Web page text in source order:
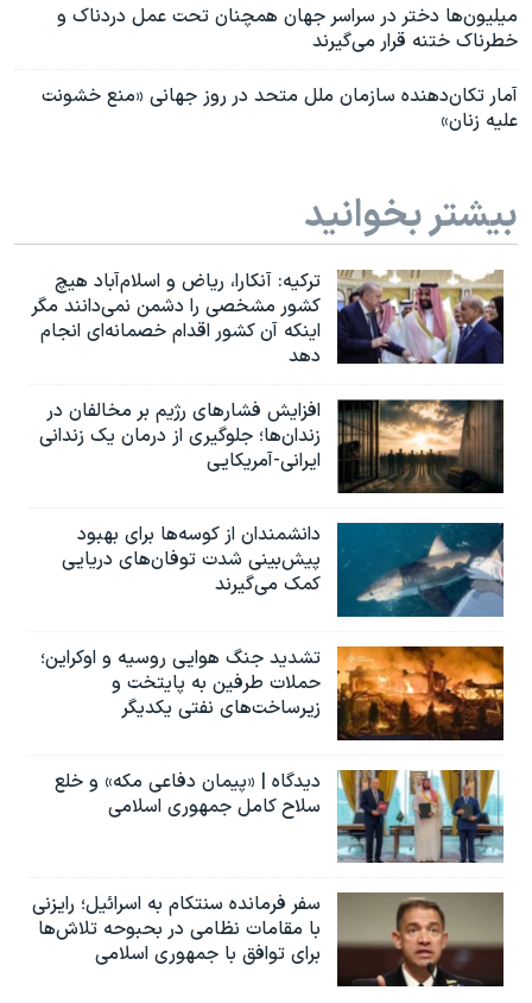
میلیون‌ها دختر در سراسر جهان همچنان تحت عمل دردناک و
خطرناک ختنه قرار می‌گیرند
آمار تکان‌‌دهنده سازمان ملل متحد در روز جهانی «منع خشونت
علیه زنان»
بیشتر بخوانید
ترکیه: آنکارا، ریاض و اسلام‌آباد هیچ
کشور مشخصی را دشمن نمی‌دانند مگر
اینکه آن کشور اقدام خصمانه‌ای انجام
دهد
افزایش فشارهای رژیم بر مخالفان در
زندان‌ها؛ جلوگیری از درمان یک زندانی
ایرانی-آمریکایی
دانشمندان از کوسه‌ها برای بهبود
پیش‌بینی شدت توفان‌های دریایی
کمک می‌گیرند
تشدید جنگ هوایی روسیه و اوکراین؛
حملات طرفین به پایتخت‌ و
زیرساخت‌های نفتی یکدیگر
دیدگاه | «پیمان دفاعی مکه» و خلع
سلاح کامل جمهوری اسلامی
سفر فرمانده سنتکام به اسرائیل؛ رایزنی
با مقامات نظامی در بحبوحه تلاش‌ها
برای توافق با جمهوری اسلامی